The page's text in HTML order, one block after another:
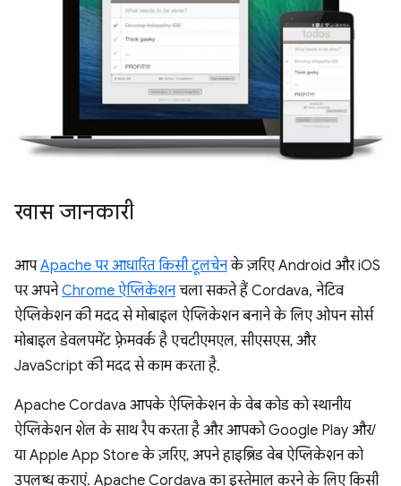
खास जानकारी
आपApache पर आधारित किसीटूलचेनके ज़रिए Android और iOS
पर अपनेChrome ऐप्लिकेशनचला सकते हैं Cordava, नेटिव
ऐप्लिकेशन की मदद से मोबाइल ऐप्लिकेशन बनाने के लिए ओपन सोर्स
मोबाइल डेवलपमेंट फ़्रेमवर्क है एचटीएमएल, सीएसएस, और
JavaScript की मदद से काम करता है.
Apache Cordava आपके ऐप्लिकेशन के वेब कोड को स्थानीय
ऐप्लिकेशन शेल के साथ रैप करता है और आपको Google Play और/
या Apple App Store के ज़रिए, अपने हाइब्रिड वेब ऐप्लिकेशन को
उपलब्ध कराएं. Apache Cordava का इस्तेमाल करने के लिए किसी